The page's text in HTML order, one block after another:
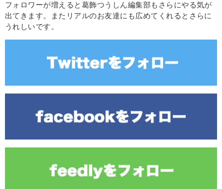
フォロワーが増えると葛飾つうしん編集部もさらにやる気が
出てきます。またリアルのお友達にも広めてくれるとさらに
うれしいです。